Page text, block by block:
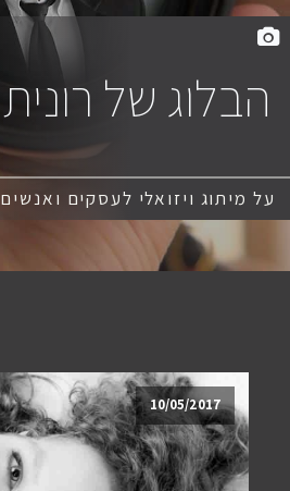
על מיתוג ויזואלי לעסקים ואנשים
הבלוג של רונית
10/05/2017